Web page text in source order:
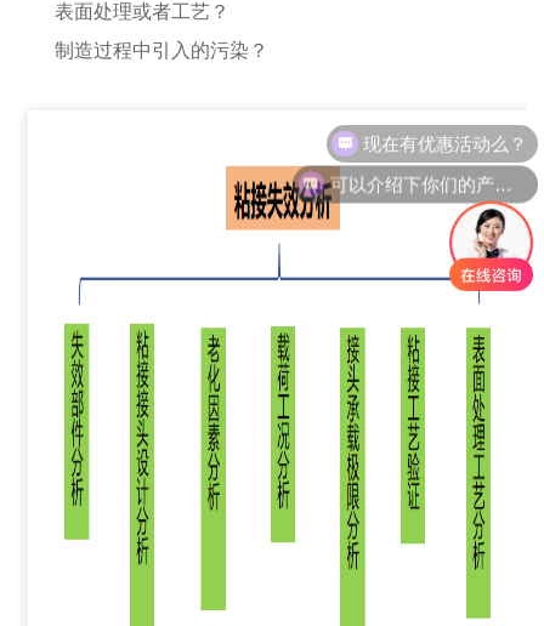
表面处理或者工艺？
制造过程中引入的污染？
现在有优惠活动么？